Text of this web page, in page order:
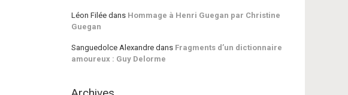
Léon Filée dans Hommage à Henri Guegan par Christine
Guegan
Sanguedolce Alexandre dans Fragments d’un dictionnaire
amoureux : Guy Delorme